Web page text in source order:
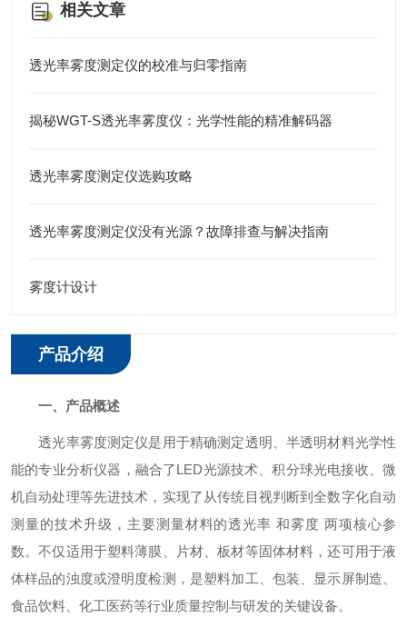
相关文章
透光率雾度测定仪的校准与归零指南
揭秘WGT-S透光率雾度仪：光学性能的精准解码器
透光率雾度测定仪选购攻略
透光率雾度测定仪没有光源？故障排查与解决指南
雾度计设计
产品介绍
一、产品概述
透光率雾度测定仪是用于精确测定透明、半透明材料光学性
能的专业分析仪器，融合了LED光源技术、积分球光电接收、微
机自动处理等先进技术，实现了从传统目视判断到全数字化自动
测量的技术升级，主要测量材料的透光率 和雾度 两项核心参
数。不仅适用于塑料薄膜、片材、板材等固体材料，还可用于液
体样品的浊度或澄明度检测，是塑料加工、包装、显示屏制造、
食品饮料、化工医药等行业质量控制与研发的关键设备。